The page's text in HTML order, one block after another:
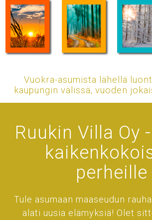
Vuokra-asumista lähellä
kaupungin välissä, vuoden
Ruukin Villa Oy
perheille
Tule asumaan maaseudun
alati uusia elämyksiä! Olet